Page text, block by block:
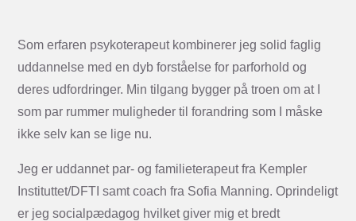
Som erfaren psykoterapeut kombinerer jeg solid faglig
uddannelse med en dyb forståelse for parforhold og
deres udfordringer. Min tilgang bygger på troen om at I
som par rummer muligheder til forandring som I måske
ikke selv kan se lige nu.
Jeg er uddannet par- og familieterapeut fra Kempler
Instituttet/DFTI samt coach fra Sofia Manning. Oprindeligt
er jeg socialpædagog hvilket giver mig et bredt